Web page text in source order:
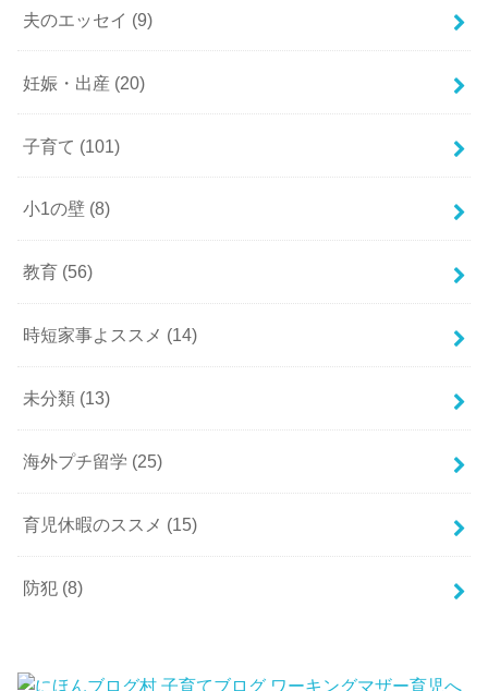
夫のエッセイ (9)
妊娠・出産 (20)
子育て (101)
小1の壁 (8)
教育 (56)
時短家事よススメ (14)
未分類 (13)
海外プチ留学 (25)
育児休暇のススメ (15)
防犯 (8)